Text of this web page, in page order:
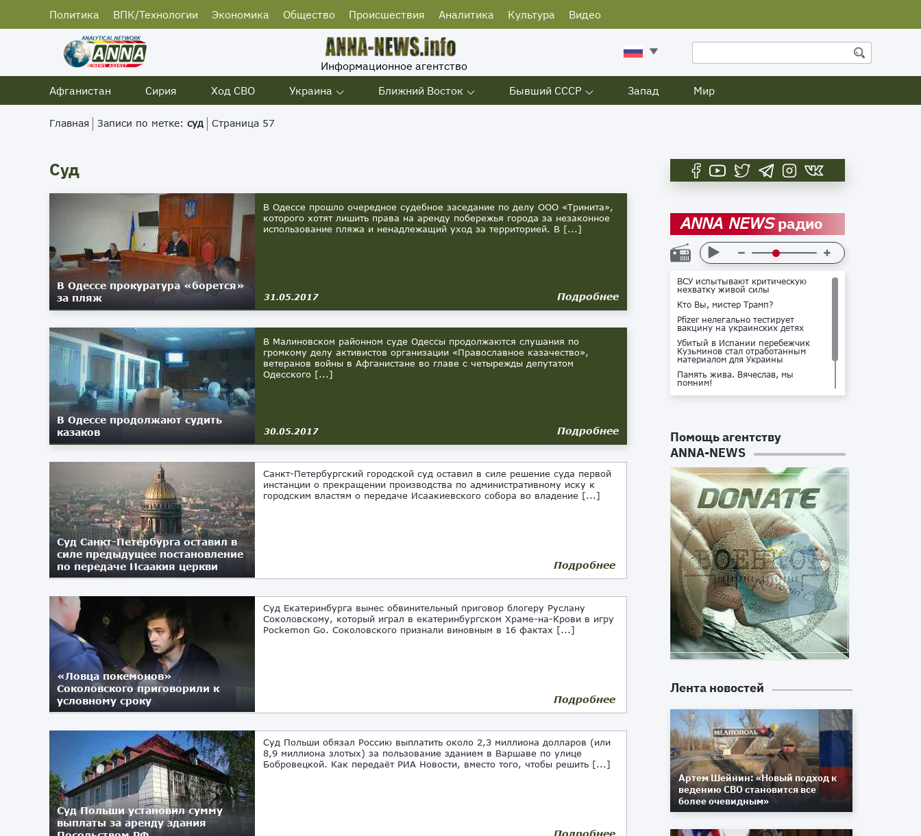
Политика ВПК/Технологии Экономика Общество Происшествия Аналитика Культура Видео
Информационное агентство
Афганистан
Сирия Ход СВО Украина Ближний Восток Бывший СССР Запад Мир
Главная Записи по метке: суд Страница 57
Суд
В Одессе прокуратура «борется»
за пляж
В Одессе прошло очередное судебное заседание по делу ООО «Тринита»,
которого хотят лишить права на аренду побережья города за незаконное
использование пляжа и ненадлежащий уход за территорией. В [...]
31.05.2017 Подробнее
В Одессе продолжают судить
казаков
В Малиновском районном суде Одессы продолжаются слушания по
громкому делу активистов организации «Православное казачество»,
ветеранов войны в Афганистане во главе с четырежды депутатом
Одесского [...]
30.05.2017 Подробнее
Суд Санкт-Петербурга оставил в
силе предыдущее постановление
по передаче Исаакия церкви
Санкт-Петербургский городской суд оставил в силе решение суда первой
инстанции о прекращении производства по административному иску к
городским властям о передаче Исаакиевского собора во владение [...]
15.05.2017 Подробнее
«Ловца покемонов»
Соколовского приговорили к
условному сроку
Суд Екатеринбурга вынес обвинительный приговор блогеру Руслану
Соколовскому, который играл в екатеринбургском Храме-на-Крови в игру
Pockemon Go. Соколовского признали виновным в 16 фактах [...]
11.05.2017 Подробнее
Суд Польши установил сумму
выплаты за аренду здания
Суд Польши обязал Россию выплатить около 2,3 миллиона долларов (или
8,9 миллиона злотых) за пользование зданием в Варшаве по улице
Бобровецкой. Как передаёт РИА Новости, вместо того, чтобы решить [...]
Подробнее
ANNA NEWSрадио
ВСУ испытывают критическую
нехватку живой силы
Кто Вы, мистер Трамп?
Pfizer нелегально тестирует
вакцину на украинских детях
Убитый в Испании перебежчик
Кузьминов стал отработанным
материалом для Украины
Память жива. Вячеслав, мы
помним!
Не доставайся ты никому!
Помощь агентству
ANNA-NEWS
Лента новостей
Артем Шейнин: «Новый подход к
ведению СВО становится все
более очевидным»